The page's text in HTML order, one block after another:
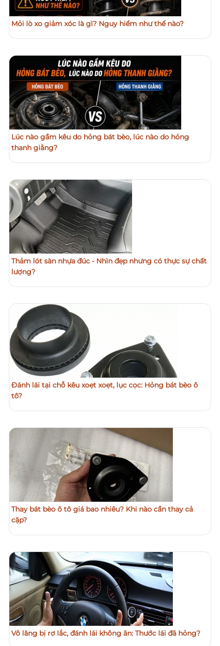
Mỏi lò xo giảm xóc là gì? Nguy hiểm như thế nào?
Lúc nào gầm kêu do hỏng bát bèo, lúc nào do hỏng
thanh giằng?
Thảm lót sàn nhựa đúc - Nhìn đẹp nhưng có thực sự chất
lượng?
Đánh lái tại chỗ kêu xoẹt xoẹt, lục cọc: Hỏng bát bèo ô
tô?
Thay bát bèo ô tô giá bao nhiêu? Khi nào cần thay cả
cặp?
Vô lăng bị rơ lắc, đánh lái không ăn: Thước lái đã hỏng?